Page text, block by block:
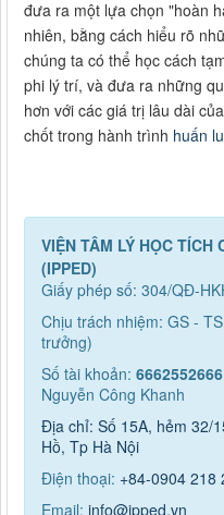
đưa ra một lựa chọn "hoàn
nhiên, bằng cách hiểu rõ
chúng ta có thể học cách
phi lý trí, và đưa ra những
hơn với các giá trị lâu dài
chốt trong hành trình huấn
VIỆN TÂM LÝ HỌC TÍCH
(IPPED)
Giấy phép số: 304/QĐ-
Chịu trách nhiệm: GS -
trưởng)
Số tài khoản:
Nguyễn Công Khanh
Địa chỉ: Số 15A, hẻm 32/
Hồ, Tp Hà Nội
Điện thoại: +84-0904 218
Email: info@ipped.vn